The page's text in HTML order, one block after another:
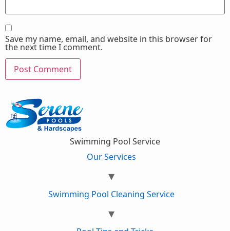
Save my name, email, and website in this browser for
the next time I comment.
Swimming Pool Service
Our Services
Swimming Pool Cleaning Service